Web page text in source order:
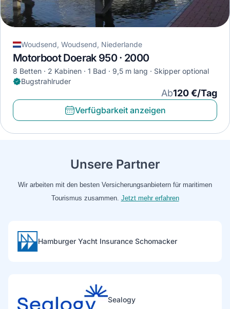
Woudsend, Woudsend, Niederlande
Motorboot Doerak 950 · 2000
8 Betten 2 Kabinen 1 Bad 9,5 m lang
Skipper optional
Bugstrahlruder
Ab120 €/Tag
Verfügbarkeit anzeigen
Unsere Partner
Wir arbeiten mit den besten Versicherungsanbietern für maritimen
Tourismus zusammen. Jetzt mehr erfahren
Hamburger Yacht Insurance Schomacker
Sealogy